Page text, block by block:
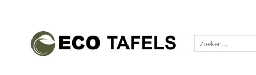
Zoeken
naar: